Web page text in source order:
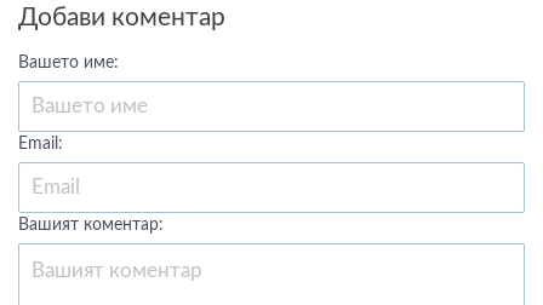
Добави коментар
Вашето име:
Email:
Вашият коментар: